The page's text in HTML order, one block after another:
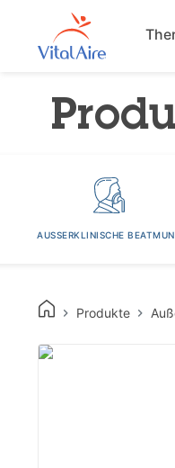
AUSSERKLINISCHE BEATMUNG
Produkte